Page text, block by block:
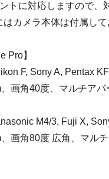
トに対応しますので、
カメラ本体は付属して
Pro】
F, Sony A, Pentax
画角40度、マルチア
M4/3, Fuji X,
画角80度 広角、マル